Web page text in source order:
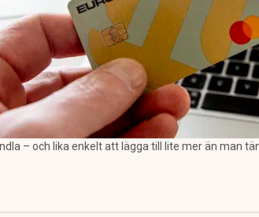
– och lika enkelt att lägga till lite mer än man